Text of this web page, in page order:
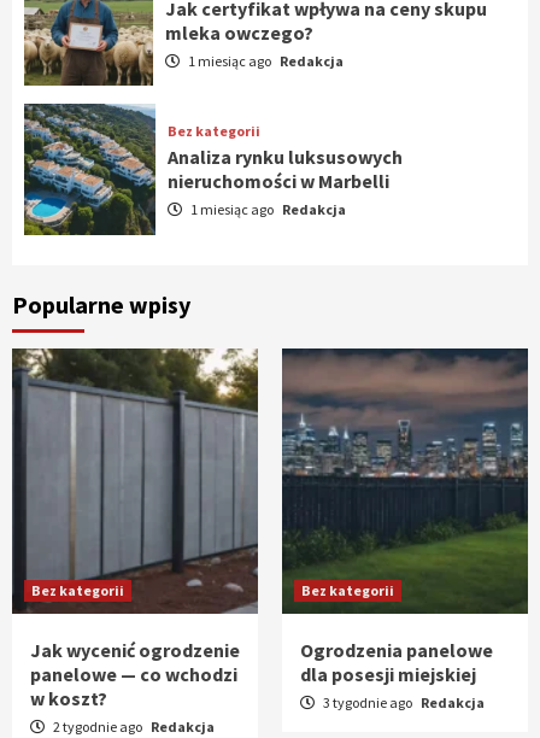
Jak certyfikat wpływa na ceny skupu
mleka owczego?
1 miesiąc ago Redakcja
Bez kategorii
Analiza rynku luksusowych
nieruchomości w Marbelli
1 miesiąc ago Redakcja
Popularne wpisy
Bez kategorii
Jak wycenić ogrodzenie
panelowe — co wchodzi
w koszt?
2 tygodnie ago Redakcja
Bez kategorii
Ogrodzenia panelowe
dla posesji miejskiej
3 tygodnie ago Redakcja